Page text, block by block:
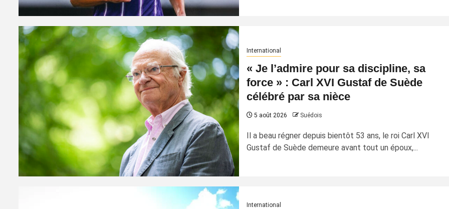
International
« Je l’admire pour sa discipline, sa
force » : Carl XVI Gustaf de Suède
célébré par sa nièce
5 août 2026 Suédois
Il a beau régner depuis bientôt 53 ans, le roi Carl XVI
Gustaf de Suède demeure avant tout un époux,...
International